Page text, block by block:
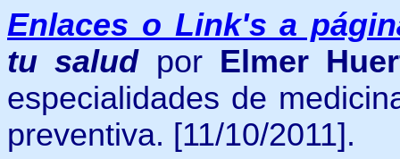
Enlaces o Link's a
tu saludpor Elmer
especialidades de
preventiva. [11/10/2011].